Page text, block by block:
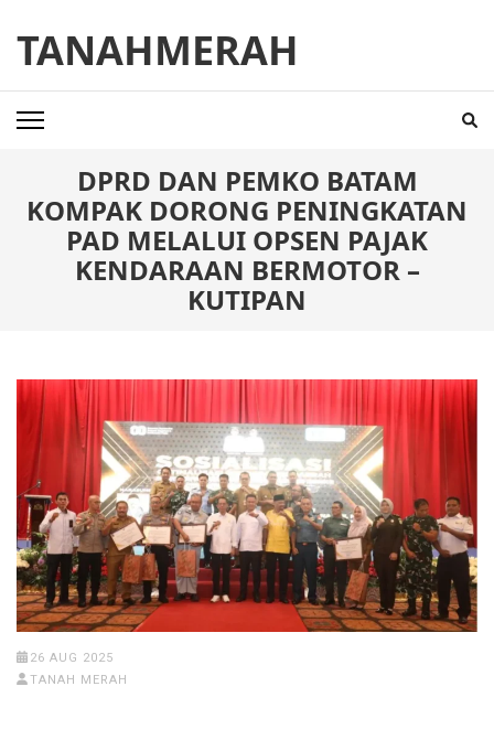
content
(Press
Enter)
TANAHMERAH
DPRD DAN PEMKO BATAM
KOMPAK DORONG PENINGKATAN
PAD MELALUI OPSEN PAJAK
KENDARAAN BERMOTOR –
KUTIPAN
26 AUG 2025
TANAH MERAH